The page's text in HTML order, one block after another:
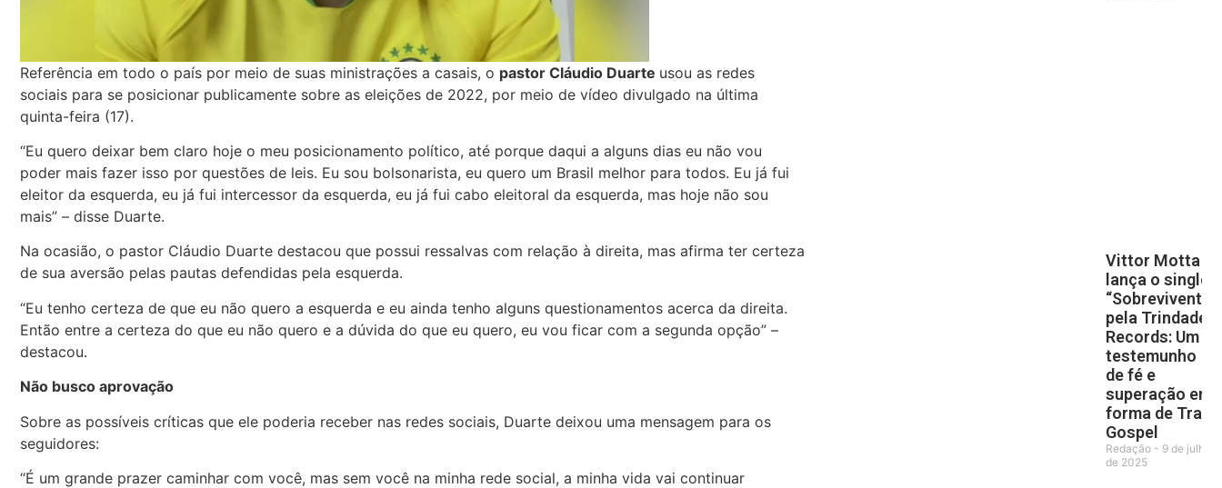
Referência em todo o país por meio de suas ministrações a casais, o pastor Cláudio Duarte usou as redes
sociais para se posicionar publicamente sobre as eleições de 2022, por meio de vídeo divulgado na última
quinta-feira (17).
“Eu quero deixar bem claro hoje o meu posicionamento político, até porque daqui a alguns dias eu não vou
poder mais fazer isso por questões de leis. Eu sou bolsonarista, eu quero um Brasil melhor para todos. Eu já fui
eleitor da esquerda, eu já fui intercessor da esquerda, eu já fui cabo eleitoral da esquerda, mas hoje não sou
mais” – disse Duarte.
Na ocasião, o pastor Cláudio Duarte destacou que possui ressalvas com relação à direita, mas afirma ter certeza
de sua aversão pelas pautas defendidas pela esquerda.
“Eu tenho certeza de que eu não quero a esquerda e eu ainda tenho alguns questionamentos acerca da direita.
Então entre a certeza do que eu não quero e a dúvida do que eu quero, eu vou ficar com a segunda opção” –
destacou.
Não busco aprovação
Sobre as possíveis críticas que ele poderia receber nas redes sociais, Duarte deixou uma mensagem para os
seguidores:
“É um grande prazer caminhar com você, mas sem você na minha rede social, a minha vida vai continuar
Vittor Motta
lança o single
“Sobrevivente”
pela Trindade
Records: Um
testemunho
de fé e
superação em
forma de Trap
Gospel
Redação
9 de julho
de 2025